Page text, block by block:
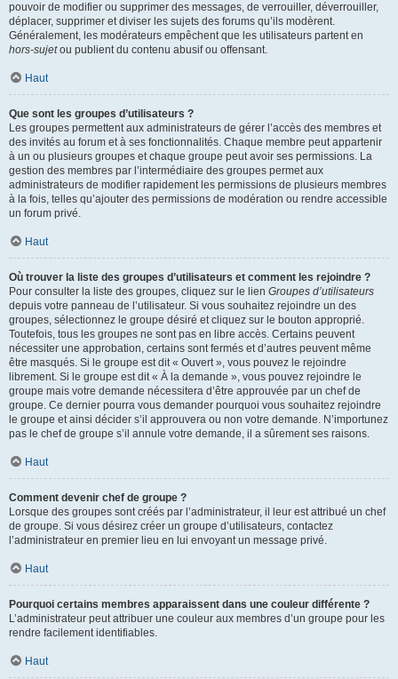
pouvoir de modifier ou supprimer des messages, de verrouiller, déverrouiller,
déplacer, supprimer et diviser les sujets des forums qu’ils modèrent.
Généralement, les modérateurs empêchent que les utilisateurs partent en
hors-sujetou publient du contenu abusif ou offensant.
Haut
Que sont les groupes d’utilisateurs ?
Les groupes permettent aux administrateurs de gérer l’accès des membres et
des invités au forum et à ses fonctionnalités. Chaque membre peut appartenir
à un ou plusieurs groupes et chaque groupe peut avoir ses permissions. La
gestion des membres par l’intermédiaire des groupes permet aux
administrateurs de modifier rapidement les permissions de plusieurs membres
à la fois, telles qu’ajouter des permissions de modération ou rendre accessible
un forum privé.
Haut
Où trouver la liste des groupes d’utilisateurs et comment les rejoindre ?
Pour consulter la liste des groupes, cliquez sur le lien Groupes d’utilisateurs
depuis votre panneau de l’utilisateur. Si vous souhaitez rejoindre un des
groupes, sélectionnez le groupe désiré et cliquez sur le bouton approprié.
Toutefois, tous les groupes ne sont pas en libre accès. Certains peuvent
nécessiter une approbation, certains sont fermés et d’autres peuvent même
être masqués. Si le groupe est dit « Ouvert », vous pouvez le rejoindre
librement. Si le groupe est dit « À la demande », vous pouvez rejoindre le
groupe mais votre demande nécessitera d’être approuvée par un chef de
groupe. Ce dernier pourra vous demander pourquoi vous souhaitez rejoindre
le groupe et ainsi décider s’il approuvera ou non votre demande. N’importunez
pas le chef de groupe s’il annule votre demande, il a sûrement ses raisons.
Haut
Comment devenir chef de groupe ?
Lorsque des groupes sont créés par l’administrateur, il leur est attribué un chef
de groupe. Si vous désirez créer un groupe d’utilisateurs, contactez
l’administrateur en premier lieu en lui envoyant un message privé.
Haut
Pourquoi certains membres apparaissent dans une couleur différente ?
L’administrateur peut attribuer une couleur aux membres d’un groupe pour les
rendre facilement identifiables.
Haut